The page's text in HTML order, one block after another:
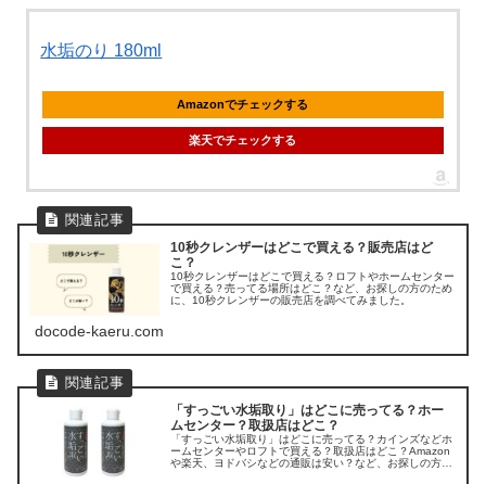
水垢のり 180ml
Amazonでチェックする
楽天でチェックする
10秒クレンザーはどこで買える？販売店はど
こ？
10秒クレンザーはどこで買える？ロフトやホームセンター
で買える？売ってる場所はどこ？など、お探しの方のため
に、10秒クレンザーの販売店を調べてみました。
docode-kaeru.com
「すっごい水垢取り」はどこに売ってる？ホー
ムセンター？取扱店はどこ？
「すっごい水垢取り」はどこに売ってる？カインズなどホ
ームセンターやロフトで買える？取扱店はどこ？Amazon
や楽天、ヨドバシなどの通販は安い？など、お探しの方の